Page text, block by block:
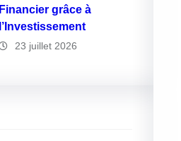
Financier grâce à
l’Investissement
23 juillet 2026